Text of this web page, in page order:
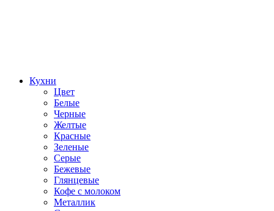
Кухни
Цвет
Белые
Черные
Желтые
Красные
Зеленые
Серые
Бежевые
Глянцевые
Кофе с молоком
Металлик